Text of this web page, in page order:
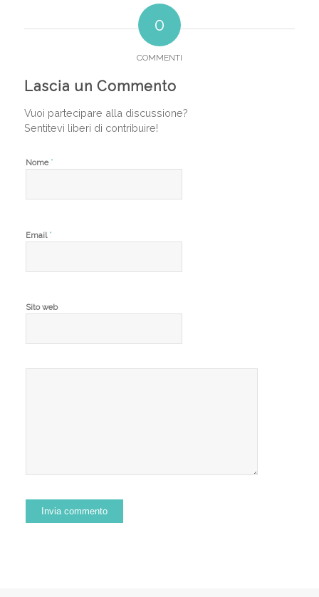
0
COMMENTI
Lascia un Commento
Vuoi partecipare alla discussione?
Sentitevi liberi di contribuire!
Nome *
Email *
Sito web